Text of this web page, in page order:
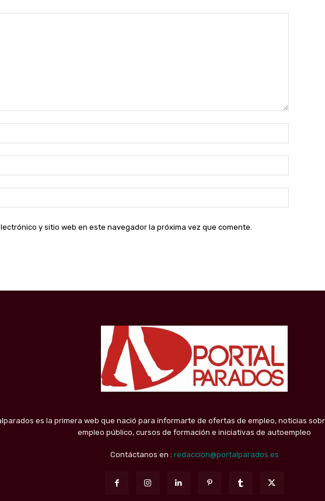
web:
y sitio web en este navegador la próxima vez que comente.
es la primera web que nació para informarte de ofertas de empleo, noticias
empleo público, cursos de formación e iniciativas de autoempleo
Contáctanos en : redaccion@portalparados.es